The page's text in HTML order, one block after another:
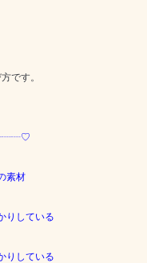
です。
素材
りしている
りしている